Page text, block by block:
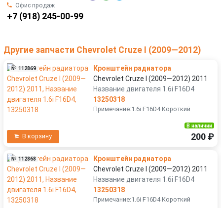
Офис продаж
+7 (918) 245-00-99
Другие запчасти Chevrolet Cruze I (2009—2012)
№ 112869
Кронштейн радиатора
Chevrolet Cruze I (2009—2012) 2011
Название двигателя 1.6i F16D4
13250318
Примечание:1.6i F16D4 Короткий
В корзину
В наличии
200 ₽
№ 112868
Кронштейн радиатора
Chevrolet Cruze I (2009—2012) 2011
Название двигателя 1.6i F16D4
13250318
Примечание:1.6i F16D4 Короткий